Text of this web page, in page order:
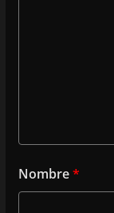
Nombre*